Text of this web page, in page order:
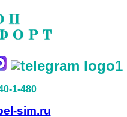
1-480
sim.ru